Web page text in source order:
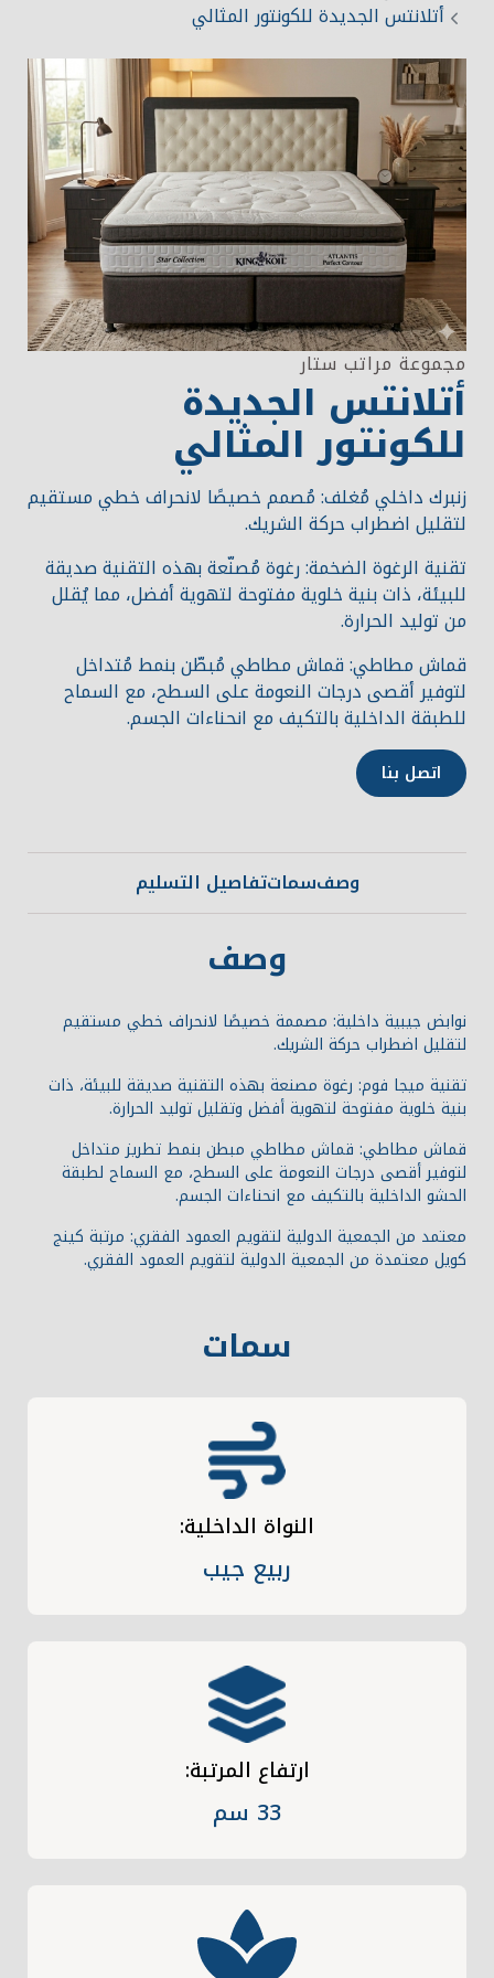
ابحث عن متجر
أتلانتس الجديدة للكونتور المثالي
مجموعة مراتب ستار
أتلانتس الجديدة
للكونتور المثالي
زنبرك داخلي مُغلف: مُصمم خصيصًا لانحراف خطي مستقيم
لتقليل اضطراب حركة الشريك.
تقنية الرغوة الضخمة: رغوة مُصنّعة بهذه التقنية صديقة
للبيئة، ذات بنية خلوية مفتوحة لتهوية أفضل، مما يُقلل
من توليد الحرارة.
قماش مطاطي: قماش مطاطي مُبطّن بنمط مُتداخل
لتوفير أقصى درجات النعومة على السطح، مع السماح
للطبقة الداخلية بالتكيف مع انحناءات الجسم.
اتصل بنا
وصفسماتتفاصيل التسليم
وصف
نوابض جيبية داخلية: مصممة خصيصًا لانحراف خطي مستقيم
لتقليل اضطراب حركة الشريك.
تقنية ميجا فوم: رغوة مصنعة بهذه التقنية صديقة للبيئة، ذات
بنية خلوية مفتوحة لتهوية أفضل وتقليل توليد الحرارة.
قماش مطاطي: قماش مطاطي مبطن بنمط تطريز متداخل
لتوفير أقصى درجات النعومة على السطح، مع السماح لطبقة
الحشو الداخلية بالتكيف مع انحناءات الجسم.
معتمد من الجمعية الدولية لتقويم العمود الفقري: مرتبة كينج
كويل معتمدة من الجمعية الدولية لتقويم العمود الفقري.
سمات
النواة الداخلية:
ربيع جيب
ارتفاع المرتبة:
33 سم